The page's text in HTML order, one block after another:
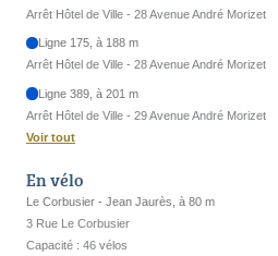
Arrêt Hôtel de Ville - 28 Avenue André Morizet
Ligne 175, à 188 m
Arrêt Hôtel de Ville - 28 Avenue André Morizet
Ligne 389, à 201 m
Arrêt Hôtel de Ville - 29 Avenue André Morizet
Voir tout
En vélo
Le Corbusier - Jean Jaurès, à 80 m
3 Rue Le Corbusier
Capacité : 46 vélos